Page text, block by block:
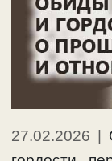
27.02.2026 |